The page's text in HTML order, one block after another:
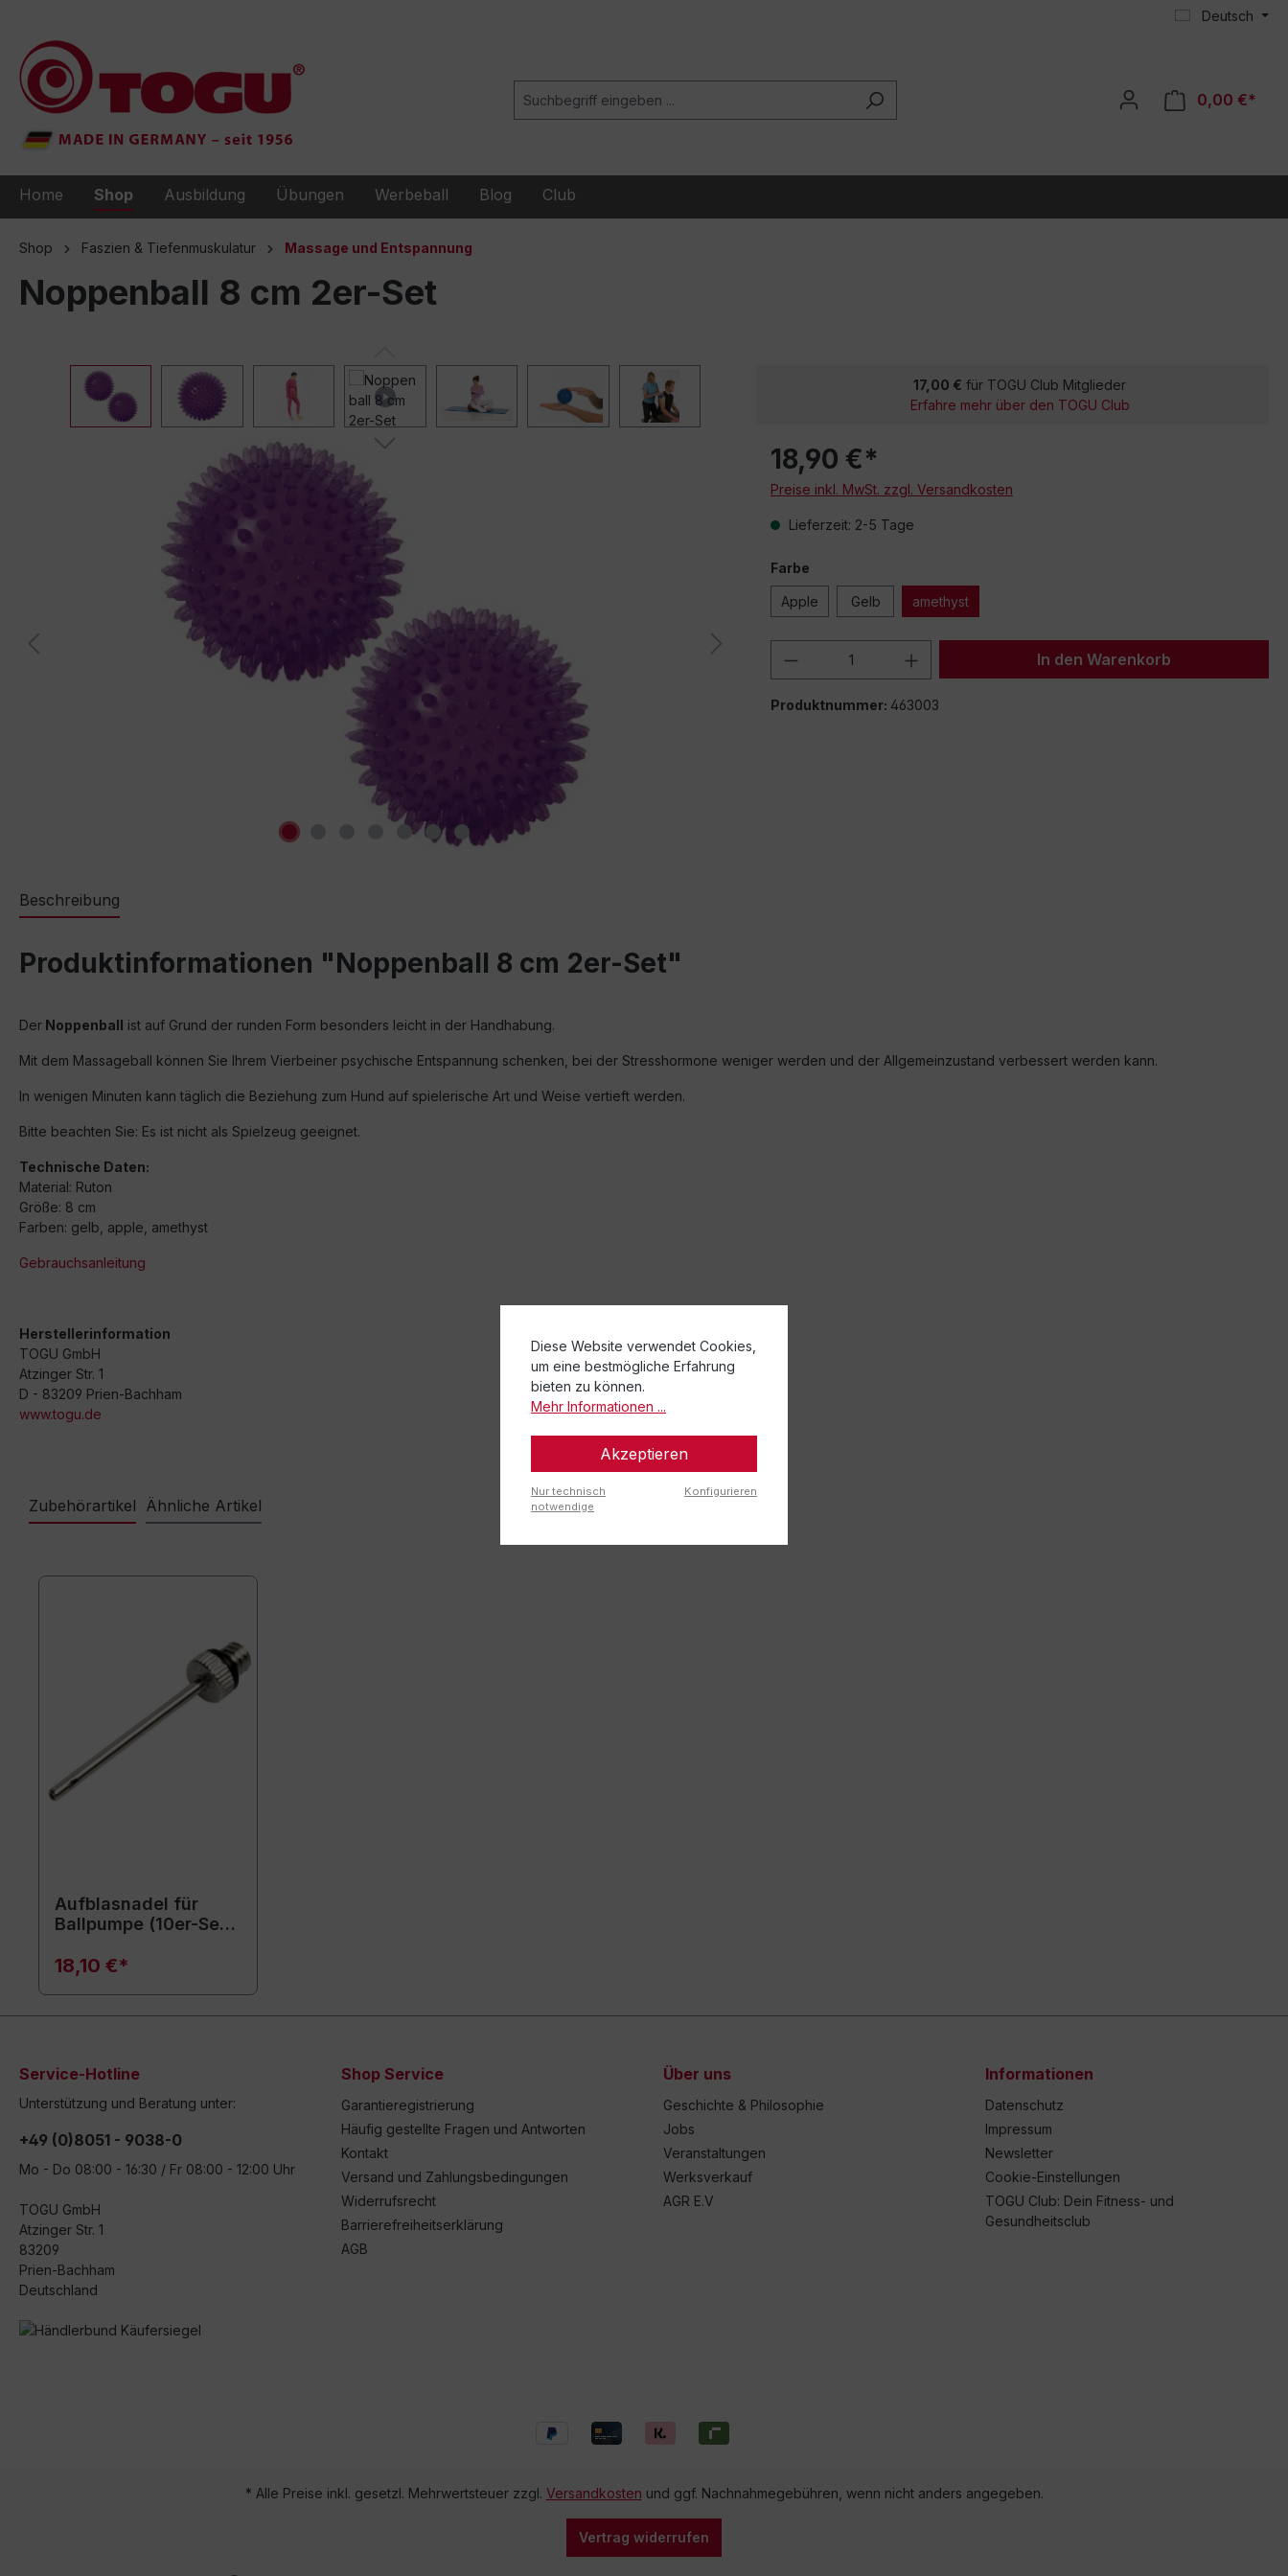
Deutsch
0,00 €*
Home Shop Ausbildung Übungen Werbeball Blog Club
Shop Faszien & Tiefenmuskulatur Massage und Entspannung
Noppenball 8 cm 2er-Set
17,00 € für TOGU Club Mitglieder
Erfahre mehr über den TOGU Club
18,90 €*
Preise inkl. MwSt. zzgl. Versandkosten
Lieferzeit: 2-5 Tage
Farbe
Apple Gelb amethyst
Produkt Anzahl: Gib den gewünschten Wert
In den Warenkorb
Produktnummer: 463003
Beschreibung
Produktinformationen "Noppenball 8 cm 2er-Set"
Der Noppenball ist auf Grund der runden Form besonders leicht in der Handhabung.
Mit dem Massageball können Sie Ihrem Vierbeiner psychische Entspannung schenken, bei der Stresshormone weniger werden und der Allgemeinzustand verbessert werden kann.
In wenigen Minuten kann täglich die Beziehung zum Hund auf spielerische Art und Weise vertieft werden.
Bitte beachten Sie: Es ist nicht als Spielzeug geeignet.
Technische Daten:
Material: Ruton
Größe: 8 cm
Farben: gelb, apple, amethyst
Gebrauchsanleitung
Herstellerinformation
TOGU GmbH
Atzinger Str. 1
D - 83209 Prien-Bachham
www.togu.de
Zubehörartikel Ähnliche Artikel
Aufblasnadel für
Ballpumpe (10er-Set)
18,10 €*
Service-Hotline
Unterstützung und Beratung unter:
+49 (0)8051 - 9038-0
Mo - Do 08:00 - 16:30 / Fr 08:00 - 12:00 Uhr
TOGU GmbH
Atzinger Str. 1
83209
Prien-Bachham
Deutschland
Shop Service
Garantieregistrierung
Häufig gestellte Fragen und Antworten
Kontakt
Versand und Zahlungsbedingungen
Widerrufsrecht
Barrierefreiheitserklärung
AGB
Über uns
Geschichte & Philosophie
Jobs
Veranstaltungen
Werksverkauf
AGR E.V
Informationen
Datenschutz
Impressum
Newsletter
Cookie-Einstellungen
TOGU Club: Dein Fitness- und
Gesundheitsclub
* Alle Preise inkl. gesetzl. Mehrwertsteuer zzgl. Versandkosten und ggf. Nachnahmegebühren, wenn nicht anders angegeben.
Vertrag widerrufen
Diese Website verwendet Cookies,
um eine bestmögliche Erfahrung
bieten zu können.
Mehr Informationen ...
Akzeptieren
Nur technisch
notwendige
Konfigurieren